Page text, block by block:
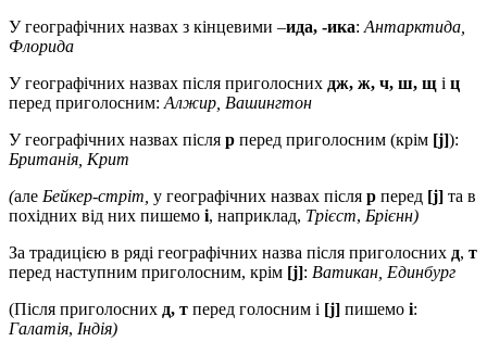
У географічних назвах з кінцевими –ида, -ика: Антарктида,
Флорида
У географічних назвах після приголосних дж, ж, ч, ш, щ і ц
перед приголосним: Алжир, Вашингтон
У географічних назвах після р перед приголосним (крім [j]):
Британія, Крит
(але Бейкер-стріт, у географічних назвах після р перед [j] та в
похідних від них пишемо і, наприклад, Трієст, Брієнн)
За традицією в ряді географічних назва після приголосних д, т
перед наступним приголосним, крім [j]: Ватикан, Единбург
(Після приголосних д, т перед голосним і [j] пишемо і:
Галатія, Індія)